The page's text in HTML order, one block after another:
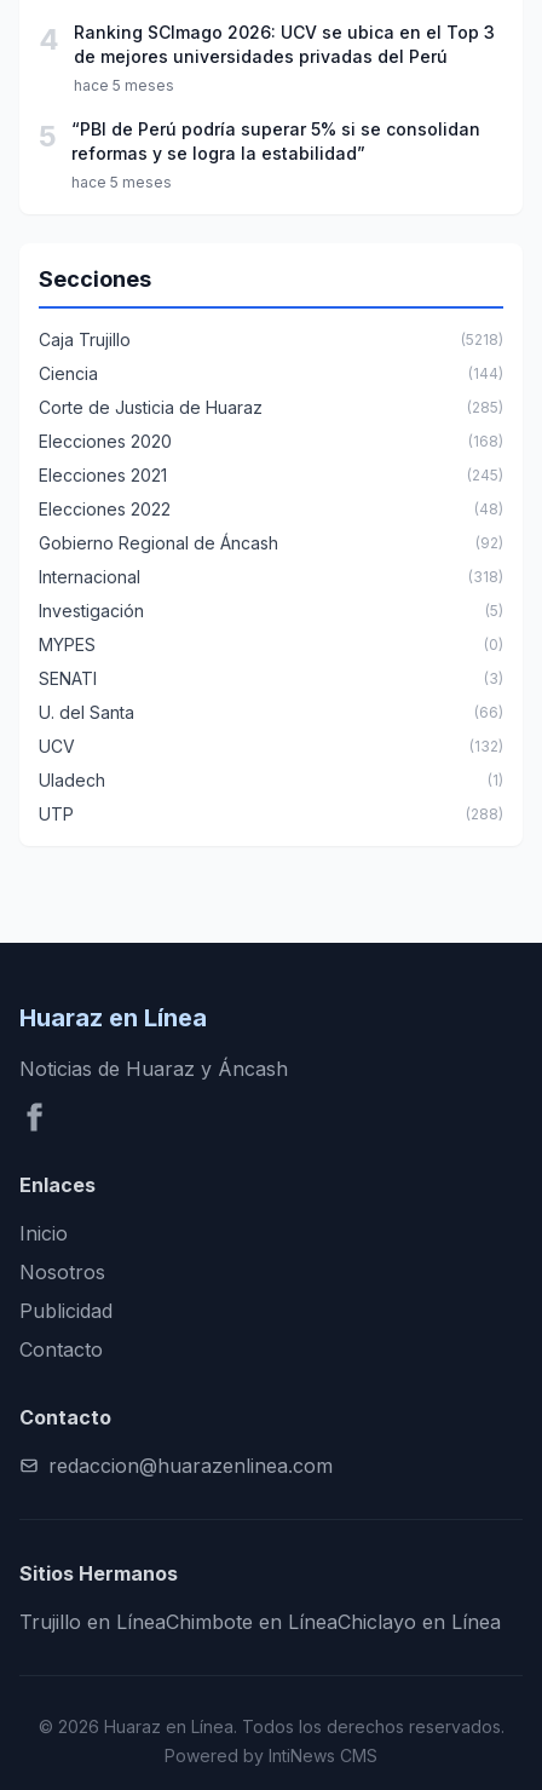
4
Ranking SCImago 2026: UCV se ubica en el Top 3
de mejores universidades privadas del Perú
hace 5 meses
5
“PBI de Perú podría superar 5% si se consolidan
reformas y se logra la estabilidad”
hace 5 meses
Secciones
Caja Trujillo (5218)
Ciencia (144)
Corte de Justicia de Huaraz (285)
Elecciones 2020 (168)
Elecciones 2021 (245)
Elecciones 2022 (48)
Gobierno Regional de Áncash (92)
Internacional (318)
Investigación (5)
MYPES (0)
SENATI (3)
U. del Santa (66)
UCV (132)
Uladech (1)
UTP (288)
Huaraz en Línea
Noticias de Huaraz y Áncash
Enlaces
Inicio
Nosotros
Publicidad
Contacto
Contacto
redaccion@huarazenlinea.com
Sitios Hermanos
Trujillo en LíneaChimbote en LíneaChiclayo en Línea
© 2026 Huaraz en Línea. Todos los derechos reservados.
Powered by IntiNews CMS